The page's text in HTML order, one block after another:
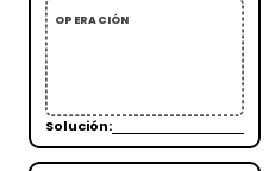
OPERACIÓN
Solución: